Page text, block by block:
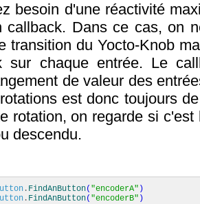
besoin d'une réactivité
callback. Dans ce cas, on
transition du Yocto-Knob
sur chaque entrée. Le
de valeur des
est donc toujours
rotation, on regarde si
descendu.
. FindAnButton( "encoderA" )
. FindAnButton( "encoderB" )